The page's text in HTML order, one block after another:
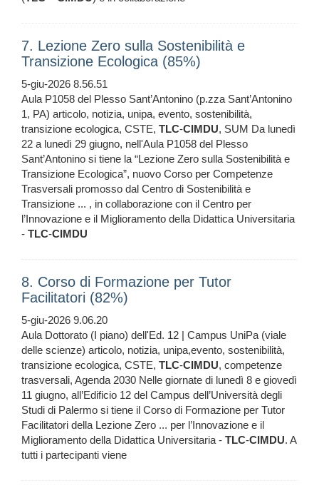
7. Lezione Zero sulla Sostenibilità e
Transizione Ecologica (85%)
5-giu-2026 8.56.51
Aula P1058 del Plesso Sant’Antonino (p.zza Sant’Antonino
1, PA) articolo, notizia, unipa, evento, sostenibilità,
transizione ecologica, CSTE, TLC-CIMDU, SUM Da lunedì
22 a lunedì 29 giugno, nell'Aula P1058 del Plesso
Sant’Antonino si tiene la “Lezione Zero sulla Sostenibilità e
Transizione Ecologica”, nuovo Corso per Competenze
Trasversali promosso dal Centro di Sostenibilità e
Transizione ... , in collaborazione con il Centro per
l’Innovazione e il Miglioramento della Didattica Universitaria
- TLC-CIMDU
8. Corso di Formazione per Tutor
Facilitatori (82%)
5-giu-2026 9.06.20
Aula Dottorato (I piano) dell'Ed. 12 | Campus UniPa (viale
delle scienze) articolo, notizia, unipa,evento, sostenibilità,
transizione ecologica, CSTE, TLC-CIMDU, competenze
trasversali, Agenda 2030 Nelle giornate di lunedì 8 e giovedì
11 giugno, all’Edificio 12 del Campus dell’Università degli
Studi di Palermo si tiene il Corso di Formazione per Tutor
Facilitatori della Lezione Zero ... per l’Innovazione e il
Miglioramento della Didattica Universitaria - TLC-CIMDU. A
tutti i partecipanti viene